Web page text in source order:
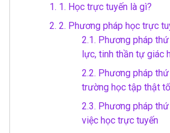
1. 1. Học trực tuyến là gì?
2. 2. Phương pháp học trực
2.1. Phương pháp
lực, tinh thần tự giác
2.2. Phương pháp
trường học tập thật
2.3. Phương pháp
việc học trực tuyến